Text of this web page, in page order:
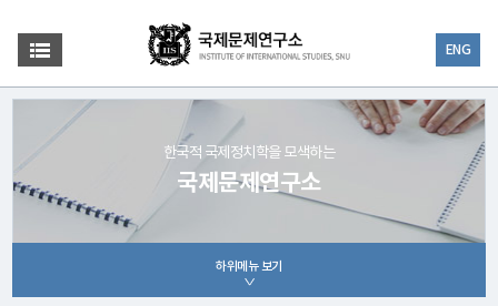
ENG
한국적 국제정치학을 모색하는
국제문제연구소
하위메뉴 보기